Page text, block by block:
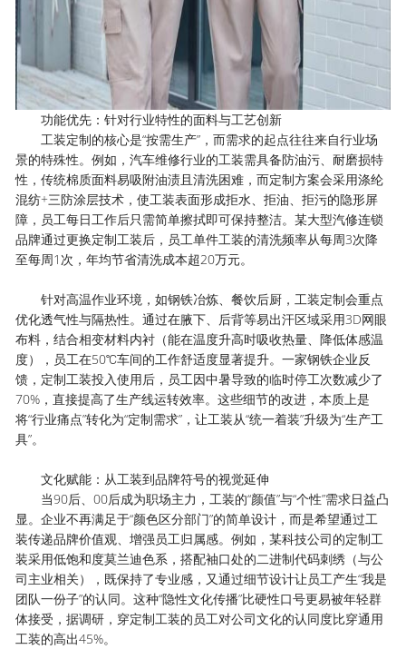
功能优先：针对行业特性的面料与工艺创新
工装定制的核心是“按需生产”，而需求的起点往往来自行业场
景的特殊性。例如，汽车维修行业的工装需具备防油污、耐磨损特
性，传统棉质面料易吸附油渍且清洗困难，而定制方案会采用涤纶
混纺+三防涂层技术，使工装表面形成拒水、拒油、拒污的隐形屏
障，员工每日工作后只需简单擦拭即可保持整洁。某大型汽修连锁
品牌通过更换定制工装后，员工单件工装的清洗频率从每周3次降
至每周1次，年均节省清洗成本超20万元。
针对高温作业环境，如钢铁冶炼、餐饮后厨，工装定制会重点
优化透气性与隔热性。通过在腋下、后背等易出汗区域采用3D网眼
布料，结合相变材料内衬（能在温度升高时吸收热量、降低体感温
度），员工在50℃车间的工作舒适度显著提升。一家钢铁企业反
馈，定制工装投入使用后，员工因中暑导致的临时停工次数减少了
70%，直接提高了生产线运转效率。这些细节的改进，本质上是
将“行业痛点”转化为“定制需求”，让工装从“统一着装”升级为“生产工
具”。
文化赋能：从工装到品牌符号的视觉延伸
当90后、00后成为职场主力，工装的“颜值”与“个性”需求日益凸
显。企业不再满足于“颜色区分部门”的简单设计，而是希望通过工
装传递品牌价值观、增强员工归属感。例如，某科技公司的定制工
装采用低饱和度莫兰迪色系，搭配袖口处的二进制代码刺绣（与公
司主业相关），既保持了专业感，又通过细节设计让员工产生“我是
团队一份子”的认同。这种“隐性文化传播”比硬性口号更易被年轻群
体接受，据调研，穿定制工装的员工对公司文化的认同度比穿通用
工装的高出45%。